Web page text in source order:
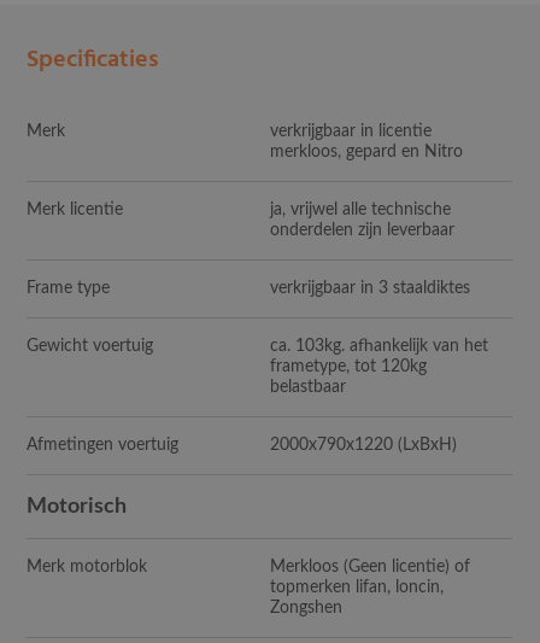
Specificaties
Merk
verkrijgbaar in licentie
merkloos, gepard en Nitro
Merk licentie
ja, vrijwel alle technische
onderdelen zijn leverbaar
Frame type verkrijgbaar in 3 staaldiktes
Gewicht voertuig
ca. 103kg. afhankelijk van het
frametype, tot 120kg
belastbaar
Afmetingen voertuig 2000x790x1220(LxBxH)
Motorisch
Merk motorblok
Merkloos (Geen licentie) of
topmerken lifan, loncin,
Zongshen